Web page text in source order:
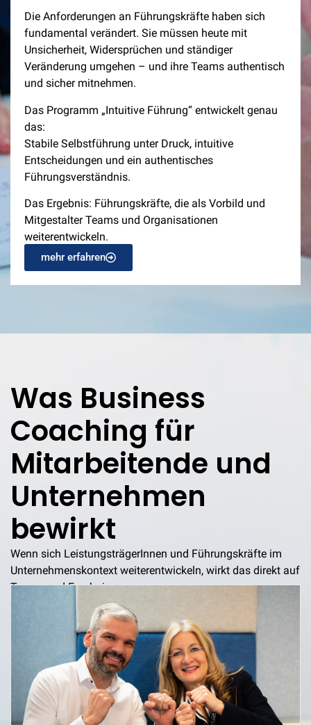
Die Anforderungen an Führungskräfte haben sich
fundamental verändert. Sie müssen heute mit
Unsicherheit, Widersprüchen und ständiger
Veränderung umgehen – und ihre Teams authentisch
und sicher mitnehmen.
Das Programm „Intuitive Führung“ entwickelt genau
das:
Stabile Selbstführung unter Druck, intuitive
Entscheidungen und ein authentisches
Führungsverständnis.
Das Ergebnis: Führungskräfte, die als Vorbild und
Mitgestalter Teams und Organisationen
weiterentwickeln.
mehr erfahren
Was Business
Coaching für
Mitarbeitende und
Unternehmen
bewirkt
Wenn sich LeistungsträgerInnen und Führungskräfte im
Unternehmenskontext weiterentwickeln, wirkt das direkt auf
Teams und Ergebnisse.